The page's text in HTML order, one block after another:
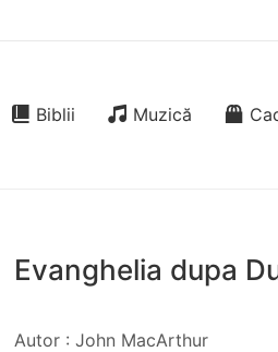
Biblii Muzică
Evanghelia dupa
Autor : John MacArthur